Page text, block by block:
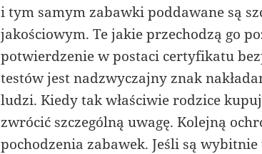
i tym samym zabawki poddawane są
jakościowym. Te jakie przechodzą go
potwierdzenie w postaci certyfikatu
testów jest nadzwyczajny znak
ludzi. Kiedy tak właściwie rodzice
zwrócić szczególną uwagę. Kolejną
pochodzenia zabawek. Jeśli są